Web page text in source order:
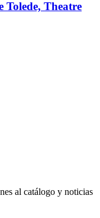
Tolede, Theatre
al catálogo y noticias